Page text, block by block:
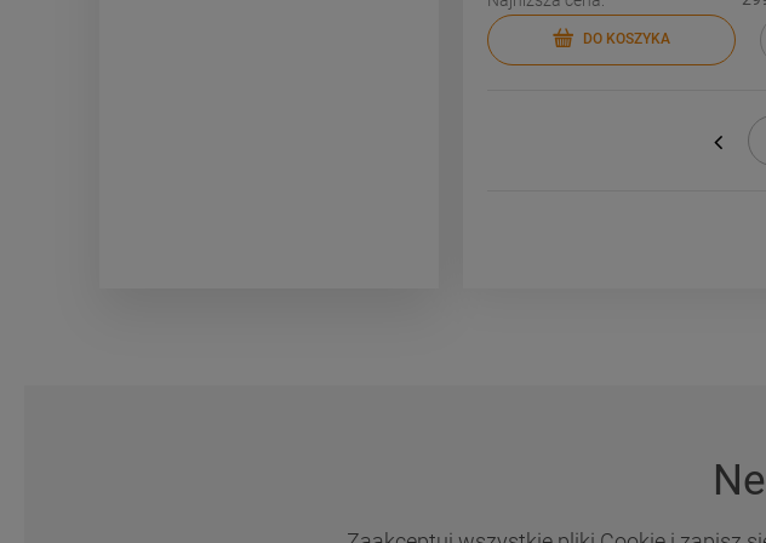
DO KOSZYKA